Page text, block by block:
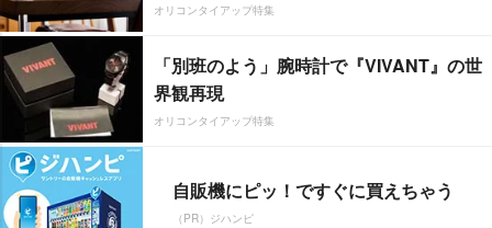
オリコンタイアップ特集
「別班のよう」腕時計で『VIVANT』の世
界観再現
オリコンタイアップ特集
自販機にピッ！ですぐに買えちゃう
（PR）ジハンピ